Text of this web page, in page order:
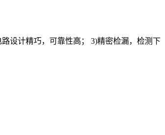
设计精巧，可靠性高； 3)精密检漏，检测下